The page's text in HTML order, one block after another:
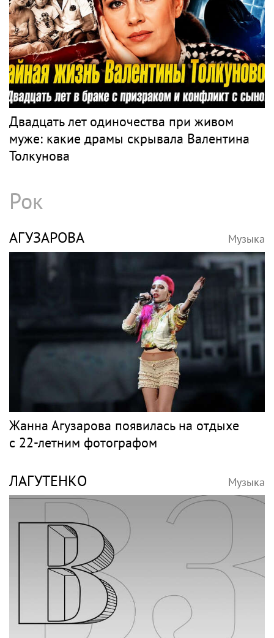
Двадцать лет одиночества при живом
муже: какие драмы скрывала Валентина
Толкунова
Рок
АГУЗАРОВА Музыка
Жанна Агузарова появилась на отдыхе
с 22-летним фотографом
ЛАГУТЕНКО Музыка